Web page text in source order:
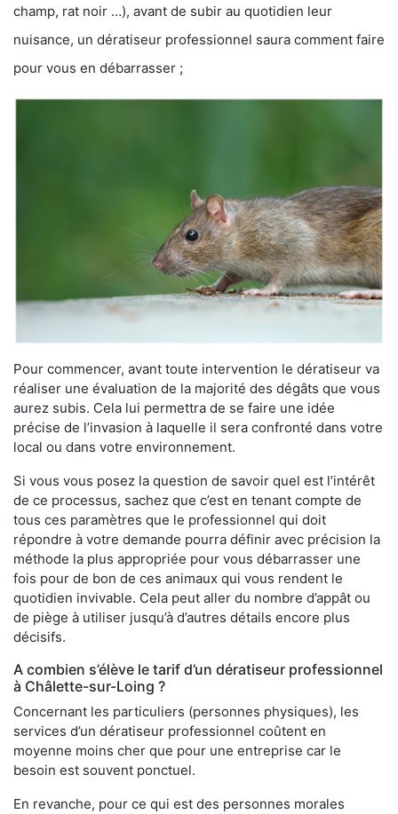
champ, rat noir …), avant de subir au quotidien leur
nuisance, un dératiseur professionnel saura comment faire
pour vous en débarrasser ;
Pour commencer, avant toute intervention le dératiseur va
réaliser une évaluation de la majorité des dégâts que vous
aurez subis. Cela lui permettra de se faire une idée
précise de l’invasion à laquelle il sera confronté dans votre
local ou dans votre environnement.
Si vous vous posez la question de savoir quel est l’intérêt
de ce processus, sachez que c’est en tenant compte de
tous ces paramètres que le professionnel qui doit
répondre à votre demande pourra définir avec précision la
méthode la plus appropriée pour vous débarrasser une
fois pour de bon de ces animaux qui vous rendent le
quotidien invivable. Cela peut aller du nombre d’appât ou
de piège à utiliser jusqu’à d’autres détails encore plus
décisifs.
A combien s’élève le tarif d’un dératiseur professionnel
à Châlette-sur-Loing ?
Concernant les particuliers (personnes physiques), les
services d’un dératiseur professionnel coûtent en
moyenne moins cher que pour une entreprise car le
besoin est souvent ponctuel.
En revanche, pour ce qui est des personnes morales